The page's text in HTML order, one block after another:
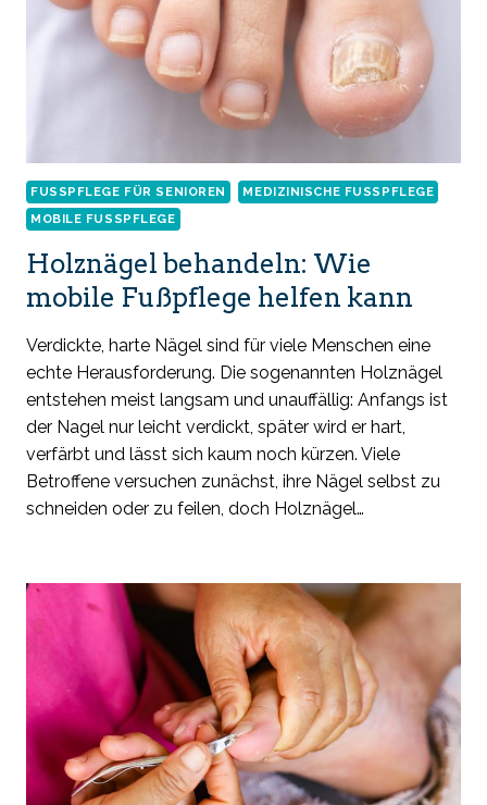
FUSSPFLEGE FÜR SENIOREN
MEDIZINISCHE FUSSPFLEGE
MOBILE FUSSPFLEGE
Holznägel behandeln: Wie
mobile Fußpflege helfen kann
Verdickte, harte Nägel sind für viele Menschen eine
echte Herausforderung. Die sogenannten Holznägel
entstehen meist langsam und unauffällig: Anfangs ist
der Nagel nur leicht verdickt, später wird er hart,
verfärbt und lässt sich kaum noch kürzen. Viele
Betroffene versuchen zunächst, ihre Nägel selbst zu
schneiden oder zu feilen, doch Holznägel…